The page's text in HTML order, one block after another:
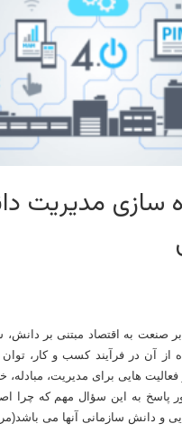
سازی مدیریت
به اقتصاد مبتنی بر دانش،
از آن در فرآیند کسب و کار،
هایی برای مدیریت،
پاسخ به این سؤال مهم که چرا
دانش سازمانی آنها می باشد(مرادی،